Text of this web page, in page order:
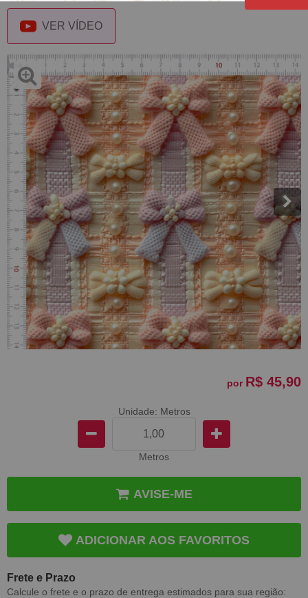
VER VÍDEO
por R$ 45,90
Unidade: Metros
Metros
AVISE-ME
ADICIONAR AOS FAVORITOS
Frete e Prazo
Calcule o frete e o prazo de entrega estimados para sua região: